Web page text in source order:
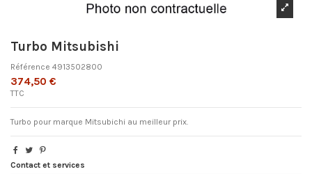
Turbo Mitsubishi
Référence 4913502800
374,50 €
TTC
Turbo pour marque Mitsubichi au meilleur prix.
Contact et services